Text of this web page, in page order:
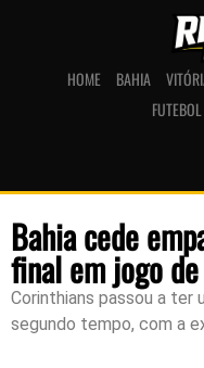
HOME BAHIA
Bahia cede
final em jogo
Corinthians passou a ter
segundo tempo, com a